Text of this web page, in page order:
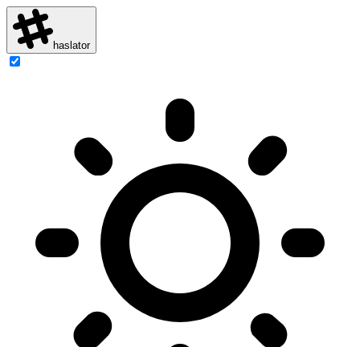
haslator